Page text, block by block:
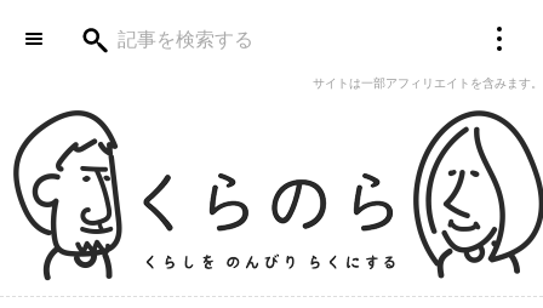
サイトは一部アフィリエイトを含みます。